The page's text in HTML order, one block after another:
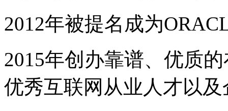
2012年被提名成为
2015年创办靠谱、优质
优秀互联网从业人才以